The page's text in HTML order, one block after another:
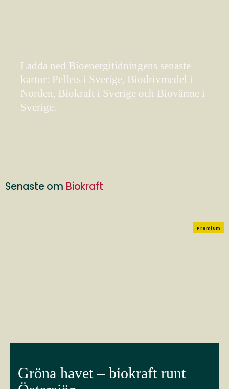
Ladda ned Bioenergitidningens senaste
kartor: Pellets i Sverige, Biodrivmedel i
Norden, Biokraft i Sverige och Biovärme i
Sverige.
Senaste om Biokraft
Premium
Gröna havet – biokraft runt